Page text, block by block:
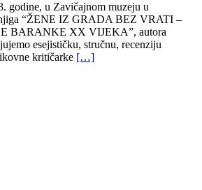
godine, u Zavičajnom muzeju u
“ŽENE IZ GRADA BEZ VRATI –
BARANKE XX VIJEKA”, autora
esejističku, stručnu, recenziju
kritičarke […]